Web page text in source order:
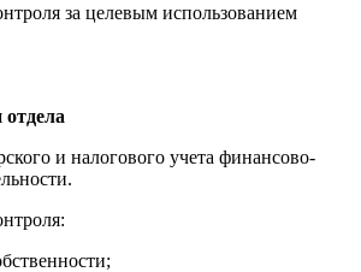
за целевым использованием
и налогового учета финансово-